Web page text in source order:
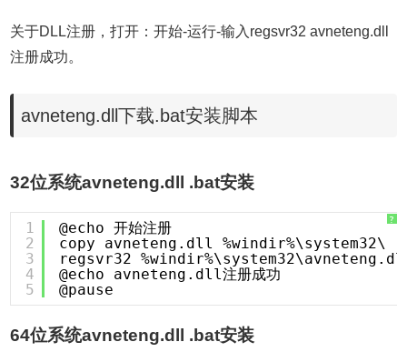
关于DLL注册，打开：开始-运行-输入regsvr32 avneteng.dll
注册成功。
avneteng.dll下载.bat安装脚本
32位系统avneteng.dll .bat安装
?
1
2
3
4
5
@echo 开始注册
copy avneteng.dll %windir%\system32\
regsvr32
@echo avneteng.dll注册成功
@pause
64位系统avneteng.dll .bat安装